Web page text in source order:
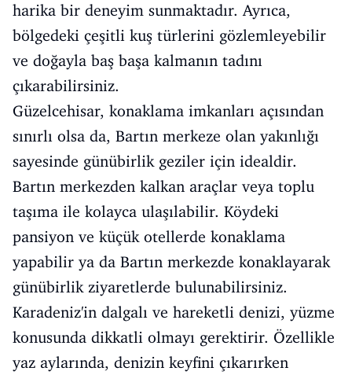
harika bir deneyim sunmaktadır. Ayrıca,
bölgedeki çeşitli kuş türlerini gözlemleyebilir
ve doğayla baş başa kalmanın tadını
çıkarabilirsiniz.
Güzelcehisar, konaklama imkanları açısından
sınırlı olsa da, Bartın merkeze olan yakınlığı
sayesinde günübirlik geziler için idealdir.
Bartın merkezden kalkan araçlar veya toplu
taşıma ile kolayca ulaşılabilir. Köydeki
pansiyon ve küçük otellerde konaklama
yapabilir ya da Bartın merkezde konaklayarak
günübirlik ziyaretlerde bulunabilirsiniz.
Karadeniz'in dalgalı ve hareketli denizi, yüzme
konusunda dikkatli olmayı gerektirir. Özellikle
yaz aylarında, denizin keyfini çıkarırken